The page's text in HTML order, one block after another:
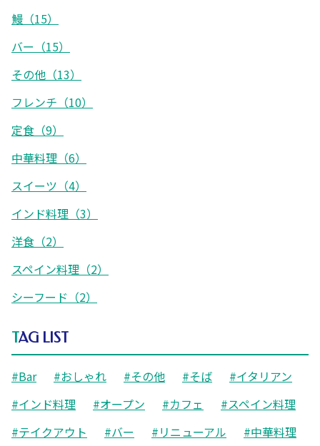
鰻（15）
バー（15）
その他（13）
フレンチ（10）
定食（9）
中華料理（6）
スイーツ（4）
インド料理（3）
洋食（2）
スペイン料理（2）
シーフード（2）
TAG LIST
#Bar #おしゃれ #その他 #そば
#イタリアン
#インド料理
#オープン #カフェ
#スペイン料理
#テイクアウト
#バー #リニューアル
#中華料理